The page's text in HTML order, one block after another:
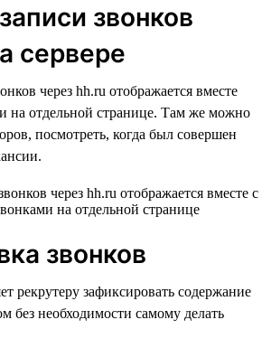
звонков
сервере
через hh.ru отображается вместе
на отдельной странице. Там же можно
посмотреть, когда был совершен
звонков
рекрутеру зафиксировать содержание
без необходимости самому делать